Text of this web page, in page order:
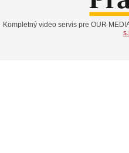
Kompletný video servis pre OUR